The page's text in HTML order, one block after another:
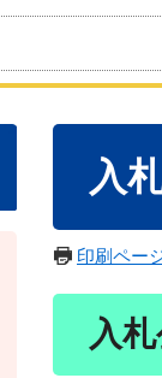
入
印刷ペー
入